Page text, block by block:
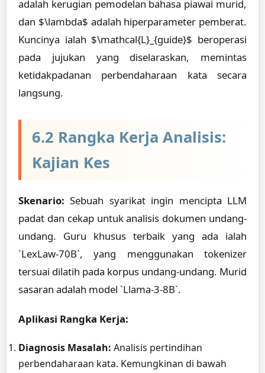
adalah kerugian pemodelan bahasa piawai murid,
dan $\lambda$ adalah hiperparameter pemberat.
Kuncinya ialah $\mathcal{L}_{guide}$ beroperasi
pada jujukan yang diselaraskan, memintas
ketidakpadanan perbendaharaan kata secara
langsung.
6.2 Rangka Kerja Analisis:
Kajian Kes
Skenario: Sebuah syarikat ingin mencipta LLM
padat dan cekap untuk analisis dokumen undang-
undang. Guru khusus terbaik yang ada ialah
`LexLaw-70B`, yang menggunakan tokenizer
tersuai dilatih pada korpus undang-undang. Murid
sasaran adalah model `Llama-3-8B`.
Aplikasi Rangka Kerja:
Diagnosis Masalah: Analisis pertindihan
perbendaharaan kata. Kemungkinan di bawah